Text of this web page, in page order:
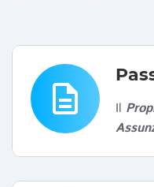
description Il